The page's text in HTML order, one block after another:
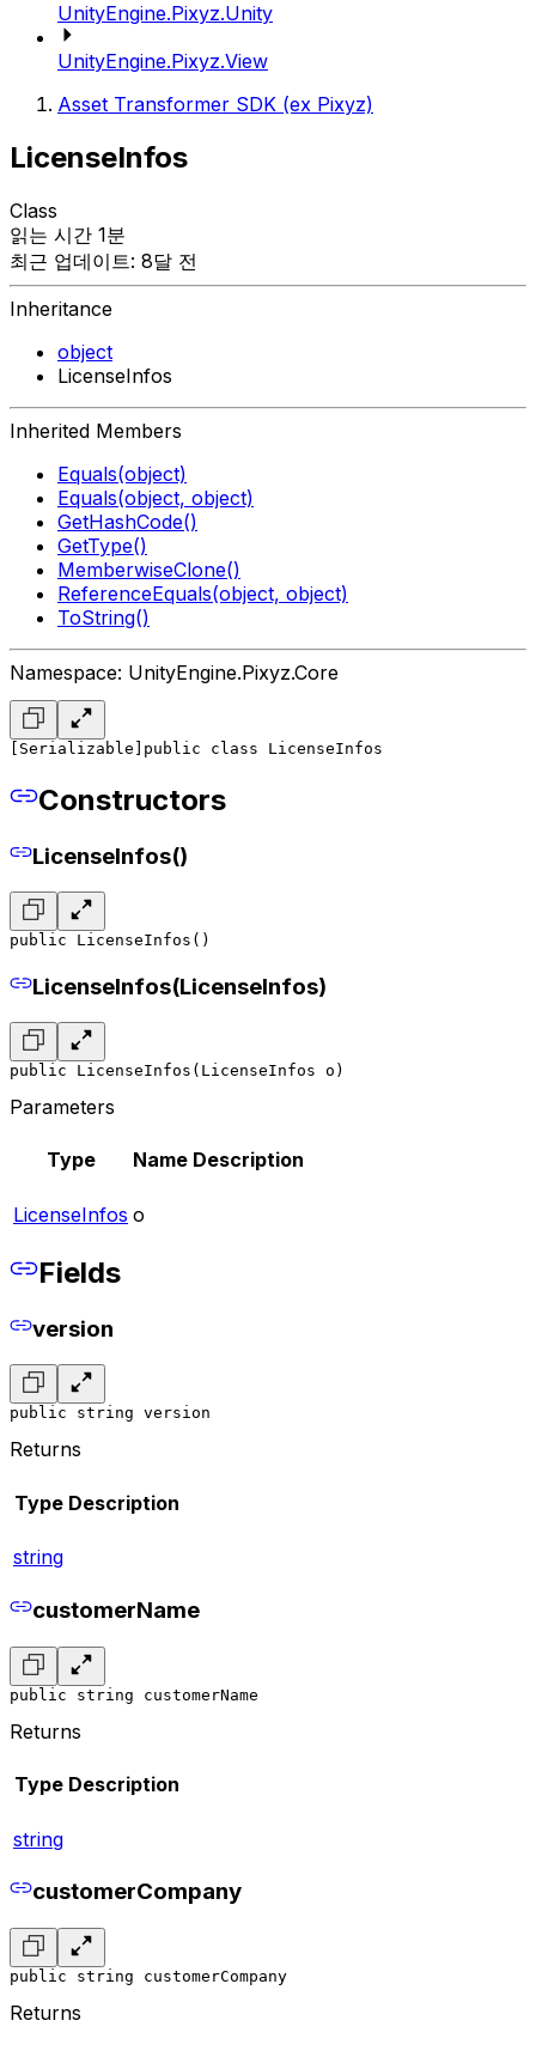
UnityEngine.Pixyz.Unity
UnityEngine.Pixyz.View
Asset Transformer SDK (ex Pixyz)
LicenseInfos
Class
읽는 시간 1분
최근 업데이트: 8달 전
Inheritance
object
LicenseInfos
Inherited Members
Equals(object)
Equals(object, object)
GetHashCode()
GetType()
MemberwiseClone()
ReferenceEquals(object, object)
ToString()
Namespace: UnityEngine.Pixyz.Core
[Serializable] public class LicenseInfos
Constructors
LicenseInfos()
public LicenseInfos()
LicenseInfos(LicenseInfos)
public LicenseInfos(LicenseInfos o)
Parameters
Type Name Description
LicenseInfos o
Fields
version
public string version
Returns
Type Description
string
customerName
public string customerName
Returns
Type Description
string
customerCompany
public string customerCompany
Returns